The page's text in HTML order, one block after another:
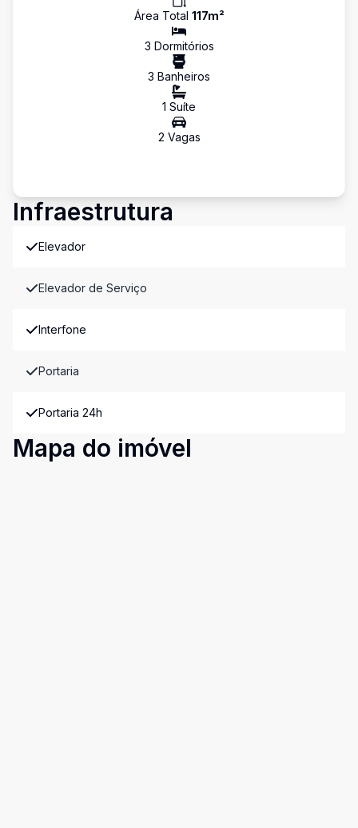
Área Total 117m²
3 Dormitórios
3 Banheiros
1 Suíte
2 Vagas
Infraestrutura
Elevador
Elevador de Serviço
Interfone
Portaria
Portaria 24h
Mapa do imóvel